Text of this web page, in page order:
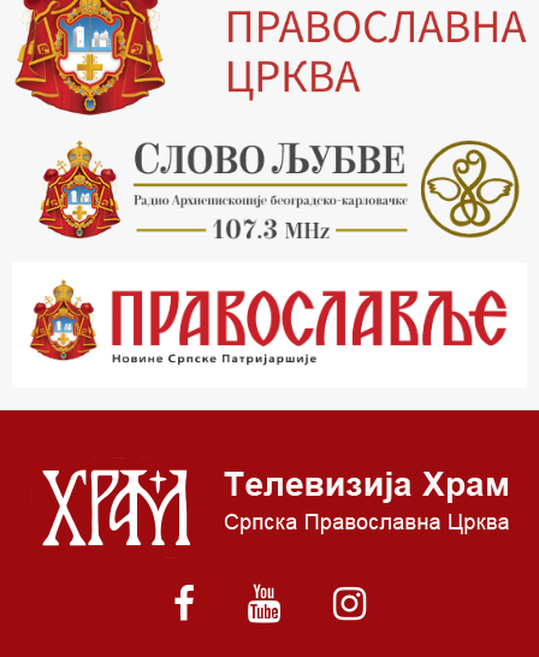
20.00 Вести из Цркве
20.15 Реч архијереја
20.30 Хроника Архиепископије
21.03 Врлинослов
22.03 Црквена предавања и трибине
23.00 Питања и одговори
00.03 Црквена предавања и трибине
01.03 Живе речи - подкаст
*најважније вести емитујемо на сваки пун сат